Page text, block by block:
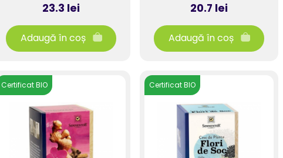
23.3 lei
Adaugă în coș
20.7 lei
Adaugă în coș
Certificat BIO Certificat BIO